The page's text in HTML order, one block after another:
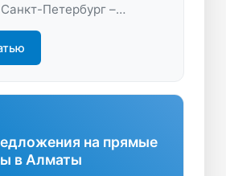
Петербург –
и условия перелёта,
лучший вариант для
на прямые
в Алматы